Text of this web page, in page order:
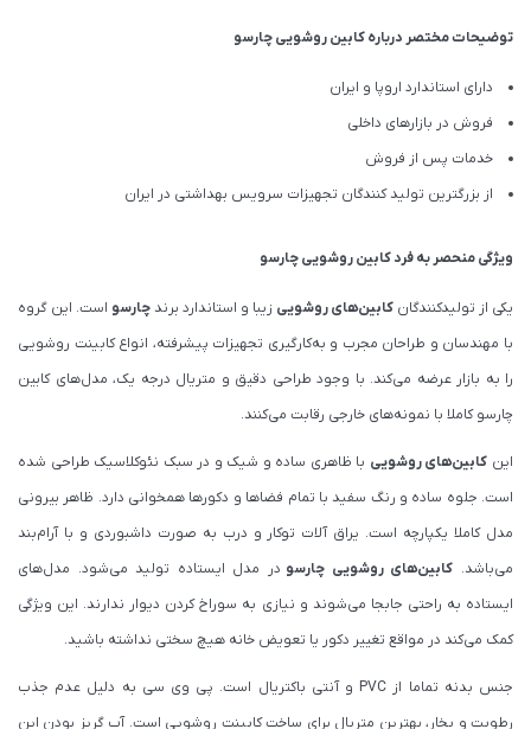
توضیحات مختصر درباره کابین روشویی چارسو
دارای استاندارد اروپا و ایران
فروش در بازارهای داخلی
خدمات پس از فروش
از بزرگترین تولید کنندگان تجهیزات سرویس بهداشتی در ایران
ویژگی منحصر به فرد کابین روشویی چارسو
یکی از تولیدکنندگان کابین‌های روشویی زیبا و استاندارد برندچارسو است. این گروه
با مهندسان و طراحان مجرب و به‌‌کار‌گیری تجهیزات پیشرفته، انواع کابینت روشویی
را به بازار عرضه می‌کند. با وجود طراحی دقیق و متریال درجه یک، مدل‌های کابین
چارسو کاملا با نمونه‌های خارجی رقابت می‌کنند.
این کابین‌های روشویی با ظاهری ساده و شیک و در سبک نئوکلاسیک طراحی شده
است. جلوه ساده و رنگ سفید با تمام فضاها و دکورها همخوانی دارد. ظاهر بیرونی
مدل کاملا یکپارچه است. یراق آلات توکار و درب به صورت داشبوردی و با آرام‌بند
می‌باشد. کابین‌های روشویی چارسو در مدل ایستاده تولید می‌شود. مدل‌های
ایستاده به راحتی جابجا می‌شوند و نیازی به سوراخ کردن دیوار ندارند. این ویژگی
کمک می‌کند در مواقع تغییر دکور یا تعویض خانه هیچ سختی نداشته باشید.
جنس بدنه تماما از PVC و آنتی باکتریال است. پی وی سی به دلیل عدم جذب
رطوبت و بخار، بهترین متریال برای ساخت کابینت روشویی است. آب گریز بودن این